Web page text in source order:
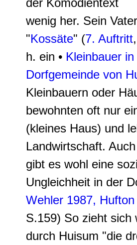
wenig her. Sein
"Kossäte" (7. Auftritt,
h. ein • Kleinbauer
Dorfgemeinde von
Kleinbauern oder
bewohnten oft nur
(kleines Haus) und
Landwirtschaft.
gibt es wohl eine
Ungleichheit in der
Wehler 1987,
S.159) So zieht sich
durch Huisum "die